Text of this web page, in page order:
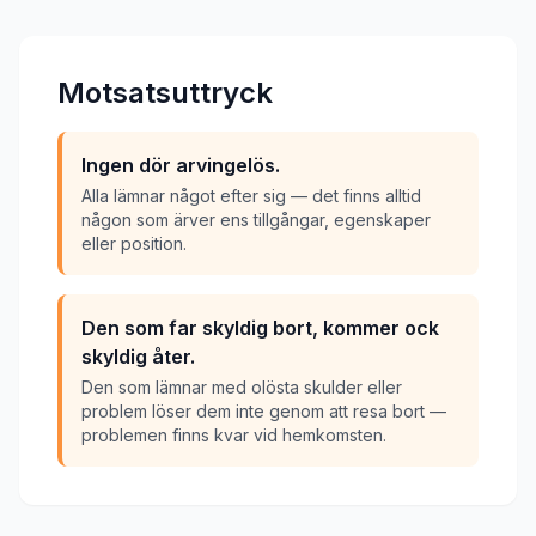
Motsatsuttryck
Ingen dör arvingelös.
Alla lämnar något efter sig — det finns alltid
någon som ärver ens tillgångar, egenskaper
eller position.
Den som far skyldig bort, kommer ock
skyldig åter.
Den som lämnar med olösta skulder eller
problem löser dem inte genom att resa bort —
problemen finns kvar vid hemkomsten.